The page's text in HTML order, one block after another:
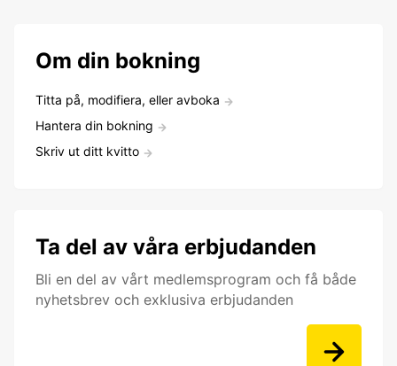
Om din bokning
Titta på, modifiera, eller avboka
Hantera din bokning
Skriv ut ditt kvitto
Ta del av våra erbjudanden
Bli en del av vårt medlemsprogram och få både
nyhetsbrev och exklusiva erbjudanden